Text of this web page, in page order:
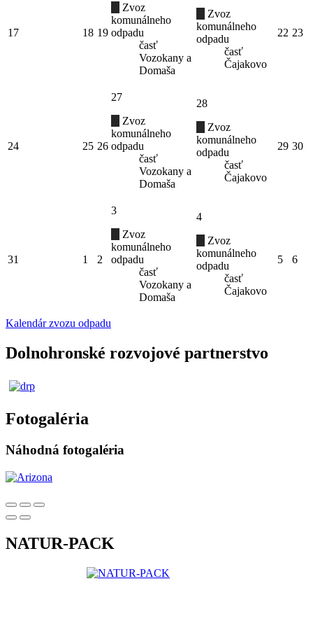
17 18 19
Zvoz
komunálneho
odpadu
časť
Vozokany a
Domaša
Zvoz
komunálneho
odpadu
časť
Čajakovo
22 23
24 25 26
27
Zvoz
komunálneho
odpadu
časť
Vozokany a
Domaša
28
Zvoz
komunálneho
odpadu
časť
Čajakovo
29 30
31 1 2
3
Zvoz
komunálneho
odpadu
časť
Vozokany a
Domaša
4
Zvoz
komunálneho
odpadu
časť
Čajakovo
5 6
Kalendár zvozu odpadu
Dolnohronské rozvojové partnerstvo
Fotogaléria
Náhodná fotogaléria
NATUR-PACK